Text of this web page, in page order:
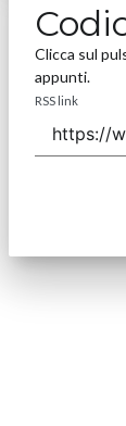
Clicca sul
appunti.
RSS link